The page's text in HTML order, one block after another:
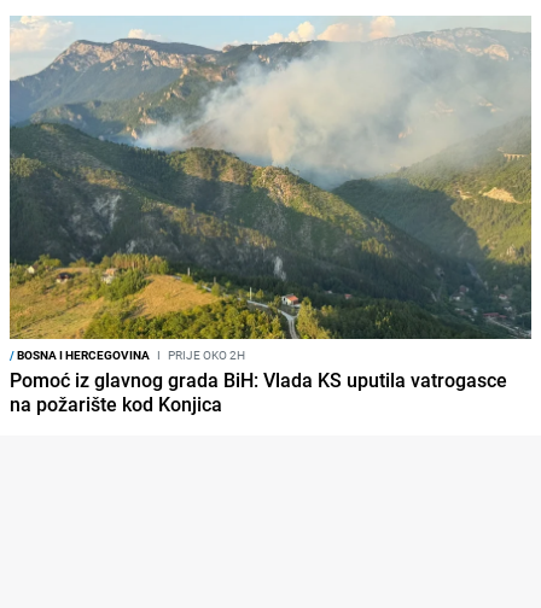
/BOSNA I HERCEGOVINA I PRIJE OKO 2H
Pomoć iz glavnog grada BiH: Vlada KS uputila vatrogasce
na požarište kod Konjica